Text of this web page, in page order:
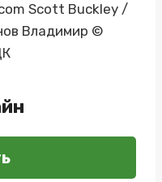
Scott Buckley /
Владимир ©